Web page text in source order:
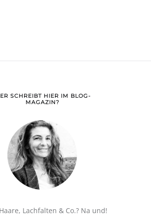
SCHREIBT HIER IM BLOG-
MAGAZIN?
Lachfalten & Co.? Na und!